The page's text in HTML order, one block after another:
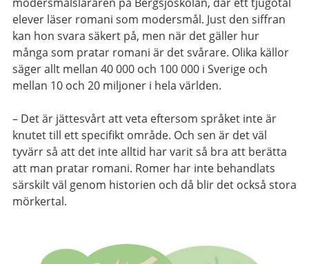
elever läser romani som modersmål. Just den siffran
kan hon svara säkert på, men när det gäller hur
många som pratar romani är det svårare. Olika källor
säger allt mellan 40 000 och 100 000 i Sverige och
mellan 10 och 20 miljoner i hela världen.
– Det är jättesvårt att veta eftersom språket inte är
knutet till ett specifikt område. Och sen är det väl
tyvärr så att det inte alltid har varit så bra att berätta
att man pratar romani. Romer har inte behandlats
särskilt väl genom historien och då blir det också stora
mörkertal.